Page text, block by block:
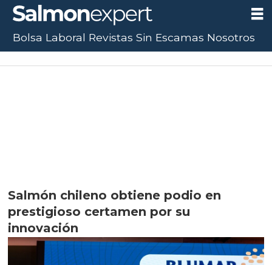
Salmón chileno obtiene podio en
prestigioso certamen por su
innovación
Bolsa Laboral Revistas Sin Escamas Nosotros